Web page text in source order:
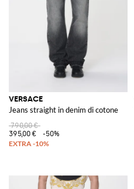
VERSACE
Jeans straight in denim di cotone
790,00 €
395,00 €
-50%